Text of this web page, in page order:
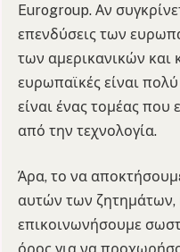
Eurogroup. Αν
επενδύσεις των
των αμερικανικών και
ευρωπαϊκές είναι
είναι ένας τομέας που
από την τεχνολογία.
Άρα, το να
αυτών των ζητημάτων,
επικοινωνήσουμε